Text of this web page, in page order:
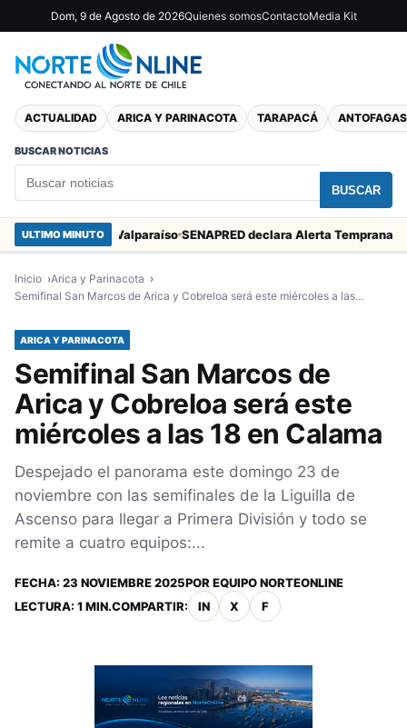
Dom, 9 de Agosto de 2026Quienes somosContactoMedia Kit
ACTUALIDAD ARICA Y PARINACOTA TARAPACÁ
BUSCAR NOTICIAS
BUSCAR
ULTIMO MINUTO
Marcos en Valparaíso
Inicio
Arica y Parinacota
Semifinal San Marcos de Arica y Cobreloa será este miércoles a las…
ARICA Y PARINACOTA
Semifinal San Marcos de
Arica y Cobreloa será este
miércoles a las 18 en Calama
Despejado el panorama este domingo 23 de
noviembre con las semifinales de la Liguilla de
Ascenso para llegar a Primera División y todo se
remite a cuatro equipos:...
FECHA: 23 NOVIEMBRE 2025POR EQUIPO NORTEONLINE
LECTURA: 1 MIN.COMPARTIR: IN X F